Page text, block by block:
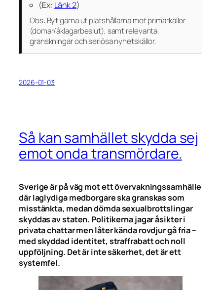
(Ex: Länk 2)
Obs: Byt gärna ut platshållarna mot primärkällor
(domar/åklagarbeslut), samt relevanta
granskningar och seriösa nyhetskällor.
2026-01-03
Så kan samhället skydda sej
emot onda transmördare.
Sverige är på väg mot ett övervakningssamhälle
där laglydiga medborgare ska granskas som
misstänkta, medan dömda sexualbrottslingar
skyddas av staten. Politikerna jagar åsikter i
privata chattar men låter kända rovdjur gå fria –
med skyddad identitet, straffrabatt och noll
uppföljning. Det är inte säkerhet, det är ett
systemfel.